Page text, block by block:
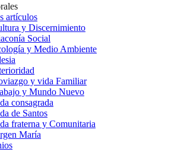
artículos
y Discernimiento
Social
y Medio Ambiente
y vida Familiar
y Mundo Nuevo
consagrada
de Santos
fraterna y Comunitaria
María